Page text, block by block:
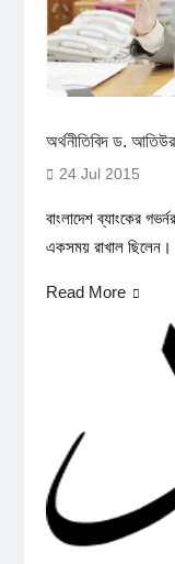
অর্থনীতিবিদ ড.
24 Jul 2015
বাংলাদেশ ব্যাংকের
একসময় রাখাল ছিলেন।
Read More